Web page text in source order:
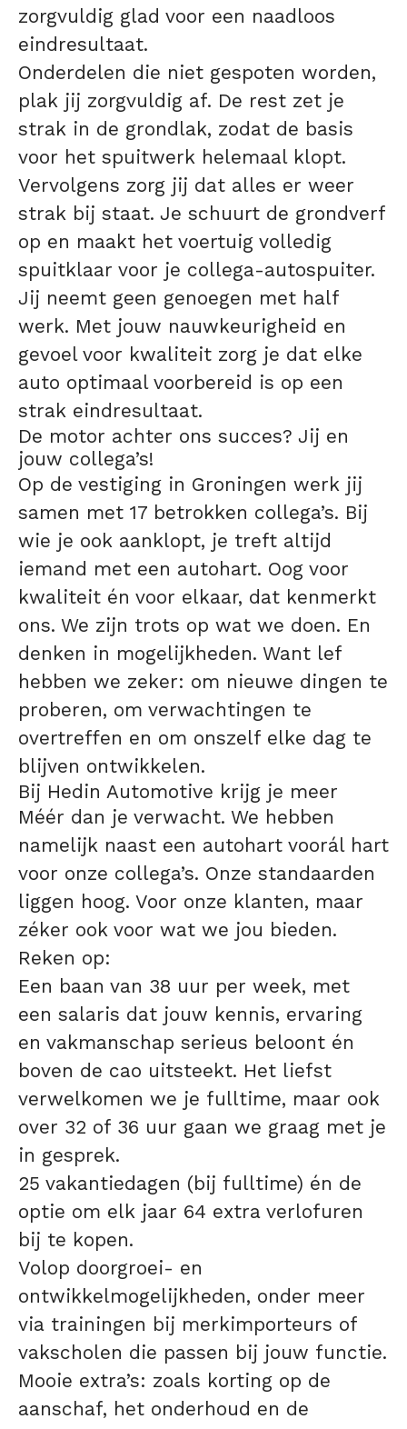
zorgvuldig glad voor een naadloos
eindresultaat.
Onderdelen die niet gespoten worden,
plak jij zorgvuldig af. De rest zet je
strak in de grondlak, zodat de basis
voor het spuitwerk helemaal klopt.
Vervolgens zorg jij dat alles er weer
strak bij staat. Je schuurt de grondverf
op en maakt het voertuig volledig
spuitklaar voor je collega-autospuiter.
Jij neemt geen genoegen met half
werk. Met jouw nauwkeurigheid en
gevoel voor kwaliteit zorg je dat elke
auto optimaal voorbereid is op een
strak eindresultaat.
De motor achter ons succes? Jij en
jouw collega’s!
Op de vestiging in Groningen werk jij
samen met 17 betrokken collega’s. Bij
wie je ook aanklopt, je treft altijd
iemand met een autohart. Oog voor
kwaliteit én voor elkaar, dat kenmerkt
ons. We zijn trots op wat we doen. En
denken in mogelijkheden. Want lef
hebben we zeker: om nieuwe dingen te
proberen, om verwachtingen te
overtreffen en om onszelf elke dag te
blijven ontwikkelen.
Bij Hedin Automotive krijg je meer
Méér dan je verwacht. We hebben
namelijk naast een autohart voorál hart
voor onze collega’s. Onze standaarden
liggen hoog. Voor onze klanten, maar
zéker ook voor wat we jou bieden.
Reken op:
Een baan van 38 uur per week, met
een salaris dat jouw kennis, ervaring
en vakmanschap serieus beloont én
boven de cao uitsteekt. Het liefst
verwelkomen we je fulltime, maar ook
over 32 of 36 uur gaan we graag met je
in gesprek.
25 vakantiedagen (bij fulltime) én de
optie om elk jaar 64 extra verlofuren
bij te kopen.
Volop doorgroei- en
ontwikkelmogelijkheden, onder meer
via trainingen bij merkimporteurs of
vakscholen die passen bij jouw functie.
Mooie extra’s: zoals korting op de
aanschaf, het onderhoud en de